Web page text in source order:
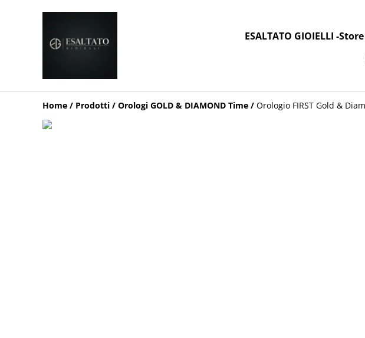
ESALTATO GIOIELLI -
Home / Prodotti / Orologi GOLD & DIAMOND Time / Orologio FIRST Gold &